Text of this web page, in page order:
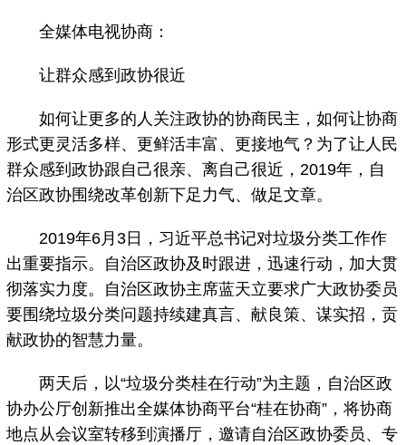
全媒体电视协商：
让群众感到政协很近
如何让更多的人关注政协的协商民主，如何让协商
形式更灵活多样、更鲜活丰富、更接地气？为了让人民
群众感到政协跟自己很亲、离自己很近，2019年，自
治区政协围绕改革创新下足力气、做足文章。
2019年6月3日，习近平总书记对垃圾分类工作作
出重要指示。自治区政协及时跟进，迅速行动，加大贯
彻落实力度。自治区政协主席蓝天立要求广大政协委员
要围绕垃圾分类问题持续建真言、献良策、谋实招，贡
献政协的智慧力量。
两天后，以“垃圾分类桂在行动”为主题，自治区政
协办公厅创新推出全媒体协商平台“桂在协商”，将协商
地点从会议室转移到演播厅，邀请自治区政协委员、专